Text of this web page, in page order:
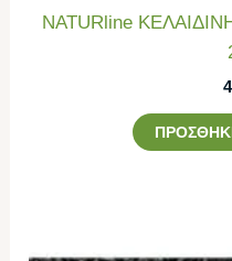
NATURline